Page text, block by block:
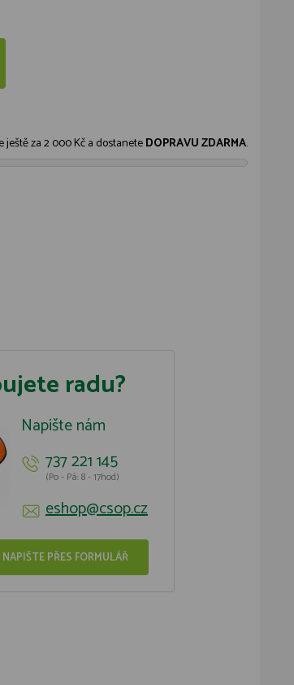
ještě za2 000 Kča dostaneteDOPRAVU ZDARMA.
radu?
Napište nám
737 221 145
(Po - Pá: 8 - 17hod)
eshop@csop.cz
PŘES FORMULÁŘ